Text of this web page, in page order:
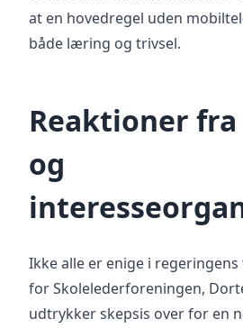
at en hovedregel uden
både læring og trivsel.
Reaktioner
og
Ikke alle er enige i
for Skolelederforeningen,
udtrykker skepsis over for en